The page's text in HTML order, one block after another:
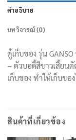
คำอธิบาย
บทวิจารณ์ (0)
ตู้เก็บของ รุ่น
– ตัวบอดี้สีขาวเสี้ยน
เก็บของ ทำให้เก็บขอ
สินค้าที่เกี่ยวข้อง